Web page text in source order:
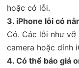
hoặc có lỗi.
3. iPhone lỗi có
Có. Các lỗi như vỡ
camera hoặc dính
4. Có thể báo giá